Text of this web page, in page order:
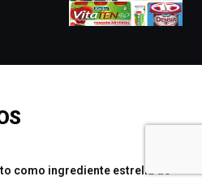
como ingrediente estrella de